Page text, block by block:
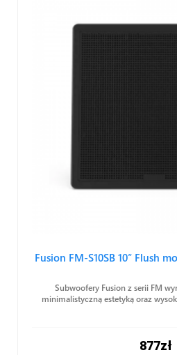
Fusion FM-S10SB 10″ Flush
Subwoofery Fusion z serii FM
minimalistyczną estetyką oraz
877zł